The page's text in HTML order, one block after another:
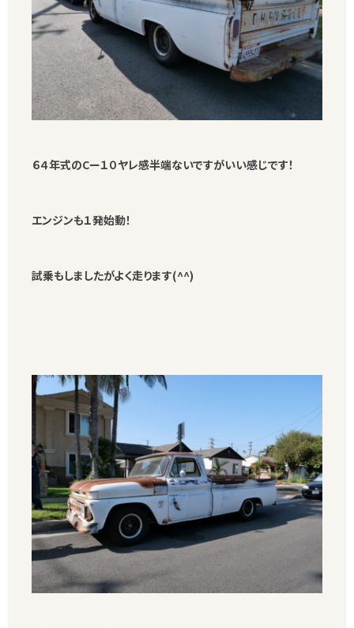
６４年式のCー１０ヤレ感半端ないですがいい感じです！
エンジンも１発始動！
試乗もしましたがよく走ります(^^)